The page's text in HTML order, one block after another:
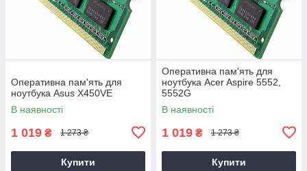
Оперативна пам'ять для
ноутбука Asus X450VE
В наявності
1 019 ₴ 1 273 ₴
Купити
Оперативна пам'ять для
ноутбука Acer Aspire 5552,
5552G
В наявності
1 019 ₴ 1 273 ₴
Купити